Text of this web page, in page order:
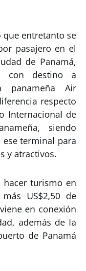
que entretanto se
pasajero en el
de Panamá,
con destino a
panameña Air
respecto
Internacional de
siendo
terminal para
y atractivos.
hacer turismo en
US$2,50 de
en conexión
además de la
de Panamá